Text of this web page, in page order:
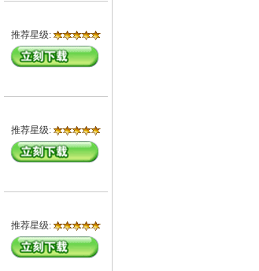
推荐星级:
推荐星级:
推荐星级: